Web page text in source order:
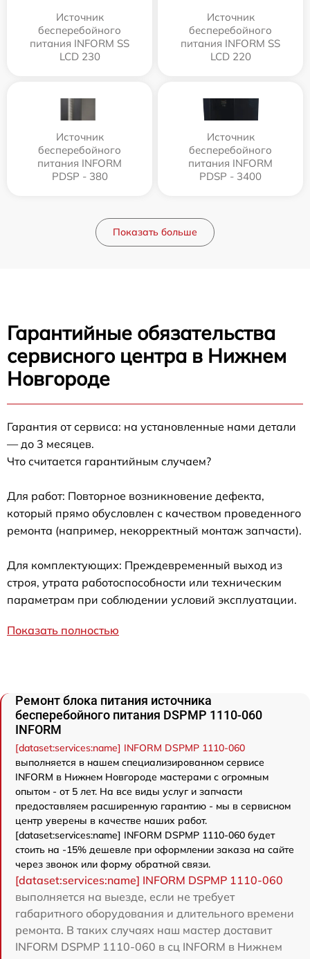
Источник
бесперебойного
питания INFORM SS
LCD 230
Источник
бесперебойного
питания INFORM SS
LCD 220
Источник
бесперебойного
питания INFORM
PDSP - 380
Источник
бесперебойного
питания INFORM
PDSP - 3400
Показать больше
Гарантийные обязательства
сервисного центра в Нижнем
Новгороде
Гарантия от сервиса: на установленные нами детали
— до 3 месяцев.
Что считается гарантийным случаем?
Для работ: Повторное возникновение дефекта,
который прямо обусловлен с качеством проведенного
ремонта (например, некорректный монтаж запчасти).
Для комплектующих: Преждевременный выход из
строя, утрата работоспособности или техническим
параметрам при соблюдении условий эксплуатации.
Показать полностью
Ремонт блока питания источника
бесперебойного питания DSPMP 1110-060
INFORM
[dataset:services:name] INFORM DSPMP 1110-060
выполняется в нашем специализированном сервисе
INFORM в Нижнем Новгороде мастерами с огромным
опытом - от 5 лет. На все виды услуг и запчасти
предоставляем расширенную гарантию - мы в сервисном
центр уверены в качестве наших работ.
[dataset:services:name] INFORM DSPMP 1110-060 будет
стоить на -15% дешевле при оформлении заказа на сайте
через звонок или форму обратной связи.
[dataset:services:name] INFORM DSPMP 1110-060
выполняется на выезде, если не требует
габаритного оборудования и длительного времени
ремонта. В таких случаях наш мастер доставит
INFORM DSPMP 1110-060 в сц INFORM в Нижнем